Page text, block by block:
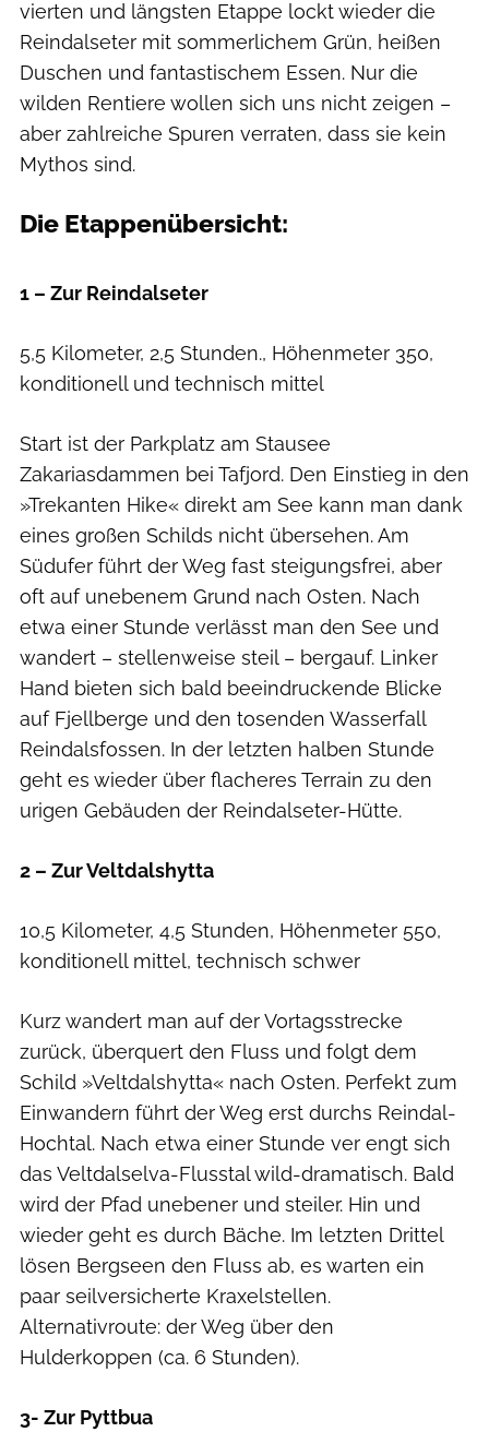
vierten und längsten Etappe lockt wieder die
Reindalseter mit sommerlichem Grün, heißen
Duschen und fantastischem Essen. Nur die
wilden Rentiere wollen sich uns nicht zeigen –
aber zahlreiche Spuren verraten, dass sie kein
Mythos sind.
Die Etappenübersicht:
1 – Zur Reindalseter
5,5 Kilometer, 2,5 Stunden., Höhenmeter 350,
konditionell und technisch mittel
Start ist der Parkplatz am Stausee
Zakariasdammen bei Tafjord. Den Einstieg in den
»Trekanten Hike« direkt am See kann man dank
eines großen Schilds nicht übersehen. Am
Südufer führt der Weg fast steigungsfrei, aber
oft auf unebenem Grund nach Osten. Nach
etwa einer Stunde verlässt man den See und
wandert – stellenweise steil – bergauf. Linker
Hand bieten sich bald beeindruckende Blicke
auf Fjellberge und den tosenden Wasserfall
Reindalsfossen. In der letzten halben Stunde
geht es wieder über flacheres Terrain zu den
urigen Gebäuden der Reindalseter-Hütte.
2 – Zur Veltdalshytta
10,5 Kilometer, 4,5 Stunden, Höhenmeter 550,
konditionell mittel, technisch schwer
Kurz wandert man auf der Vortagsstrecke
zurück, überquert den Fluss und folgt dem
Schild »Veltdalshytta« nach Osten. Perfekt zum
Einwandern führt der Weg erst durchs Reindal-
Hochtal. Nach etwa einer Stunde ver engt sich
das Veltdalselva-Flusstal wild-dramatisch. Bald
wird der Pfad unebener und steiler. Hin und
wieder geht es durch Bäche. Im letzten Drittel
lösen Bergseen den Fluss ab, es warten ein
paar seilversicherte Kraxelstellen.
Alternativroute: der Weg über den
Hulderkoppen (ca. 6 Stunden).
3- Zur Pyttbua